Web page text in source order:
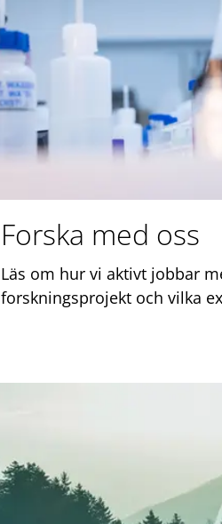
Forska med oss
Läs om hur vi aktivt jobbar
forskningsprojekt och vilka